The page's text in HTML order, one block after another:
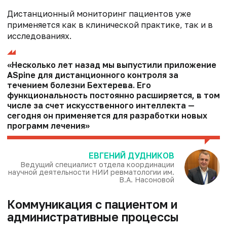
Дистанционный мониторинг пациентов уже
применяется как в клинической практике, так и в
исследованиях.
«Несколько лет назад мы выпустили приложение
ASpine для дистанционного контроля за
течением болезни Бехтерева. Его
функциональность постоянно расширяется, в том
числе за счет искусственного интеллекта —
сегодня он применяется для разработки новых
программ лечения»
ЕВГЕНИЙ ДУДНИКОВ
Ведущий специалист отдела координации
научной деятельности НИИ ревматологии им.
В.А. Насоновой
Коммуникация с пациентом и
административные процессы